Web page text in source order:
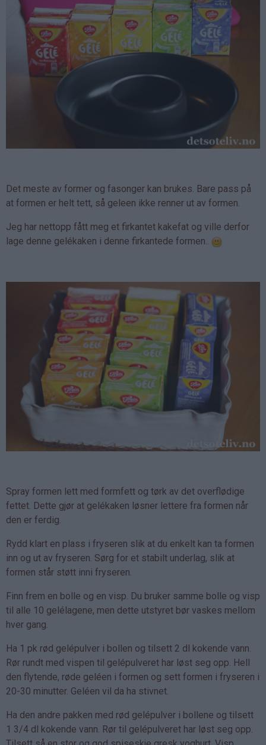
Det meste av former og fasonger kan brukes. Bare pass på
at formen er helt tett, så geleen ikke renner ut av formen.
Jeg har nettopp fått meg et firkantet kakefat og ville derfor
lage denne gelékaken i denne firkantede formen..
Spray formen lett med formfett og tørk av det overflødige
fettet. Dette gjør at gelékaken løsner lettere fra formen når
den er ferdig.
Rydd klart en plass i fryseren slik at du enkelt kan ta formen
inn og ut av fryseren. Sørg for et stabilt underlag, slik at
formen står støtt inni fryseren.
Finn frem en bolle og en visp. Du bruker samme bolle og visp
til alle 10 gelélagene, men dette utstyret bør vaskes mellom
hver gang.
Ha 1 pk rød gelépulver i bollen og tilsett 2 dl kokende vann.
Rør rundt med vispen til gelépulveret har løst seg opp. Hell
den flytende, røde geléen i formen og sett formen i fryseren i
20-30 minutter. Geléen vil da ha stivnet.
Ha den andre pakken med rød gelépulver i bollene og tilsett
1 3/4 dl kokende vann. Rør til gelépulveret har løst seg opp.